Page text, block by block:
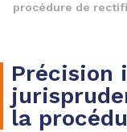
procédure de
Précision
la